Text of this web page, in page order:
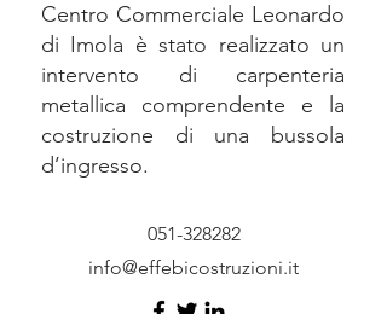
Centro Commerciale Leonardo
di Imola è stato realizzato un
intervento di carpenteria
metallica comprendente e la
costruzione di una bussola
d’ingresso.
051-328282
info@effebicostruzioni.it